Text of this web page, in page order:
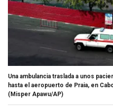
Una ambulancia traslada a unos
hasta el aeropuerto de Praia, en
(Misper Apawu/AP)